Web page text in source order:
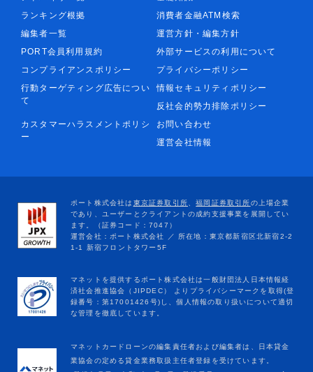
ランキング根拠
消費者金融ATM検索
編集者一覧
運営方針・編集方針
PORT会員利用規約
外部サービスの利用について
コンプライアンスポリシー
プライバシーポリシー
行動ターゲティング広告につい
て
情報セキュリティポリシー
反社会的勢力排除ポリシー
カスタマーハラスメントポリシ
ー
お問い合わせ
運営会社情報
マネットカードローンの編集責任者および編集者は、日本貸金
業協会の定める貸金業務取扱主任者登録を受けています。